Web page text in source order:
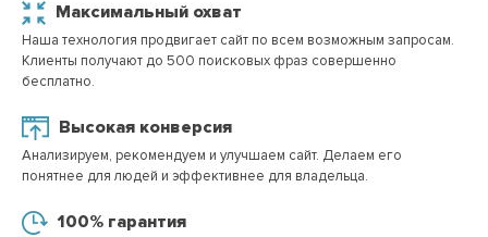
БОНУС ДЛЯ ВАС:
БЕСПЛАТНЫЙ
АУДИТ И
ВНУТРЕННЯЯ
ОПТИМИЗАЦИЯ
Заключи договор до 10 числа и получи комплексный аудит и
Максимальный охват
Наша технология продвигает сайт по всем возможным запросам.
Клиенты получают до 500 поисковых фраз совершенно
бесплатно.
Высокая конверсия
Анализируем, рекомендуем и улучшаем сайт. Делаем его
понятнее для людей и эффективнее для владельца.
100% гарантия